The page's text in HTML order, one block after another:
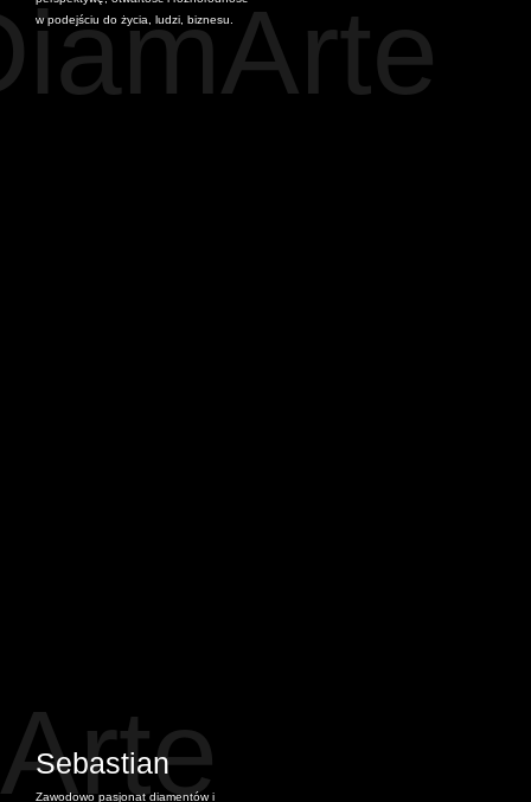
w podejściu do życia, ludzi, biznesu.
Sebastian
Zawodowo pasjonat diamentów i